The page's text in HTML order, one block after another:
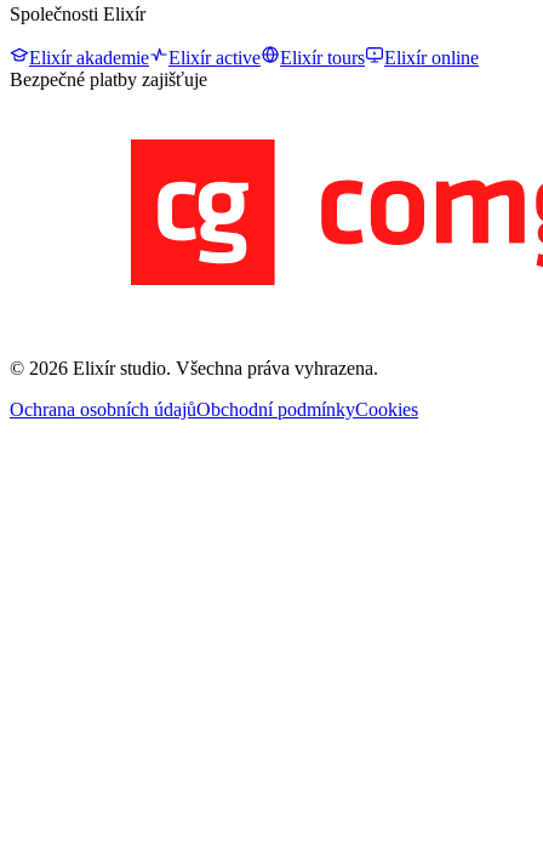
Společnosti Elixír
Elixír akademie Elixír active Elixír tours
Elixír online
Bezpečné platby zajišťuje
© 2026 Elixír studio. Všechna práva vyhrazena.
Ochrana osobních údajůObchodní podmínkyCookies